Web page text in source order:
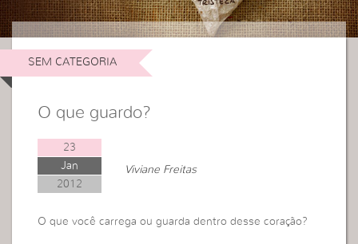
SEM CATEGORIA
O que guardo?
23
Jan
2012
Viviane Freitas
O que você carrega ou guarda dentro desse coração?